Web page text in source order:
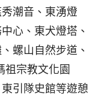
潮音、東湧燈
心、東犬燈塔、
螺山自然步道、
祖宗教文化園
引隊史館等遊憩